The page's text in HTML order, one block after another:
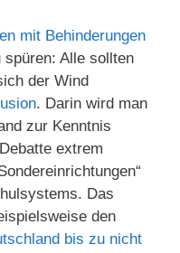
mit Behinderungen
spüren: Alle sollten
der Wind
. Darin wird man
zur Kenntnis
extrem
Das
den
bis zu nicht